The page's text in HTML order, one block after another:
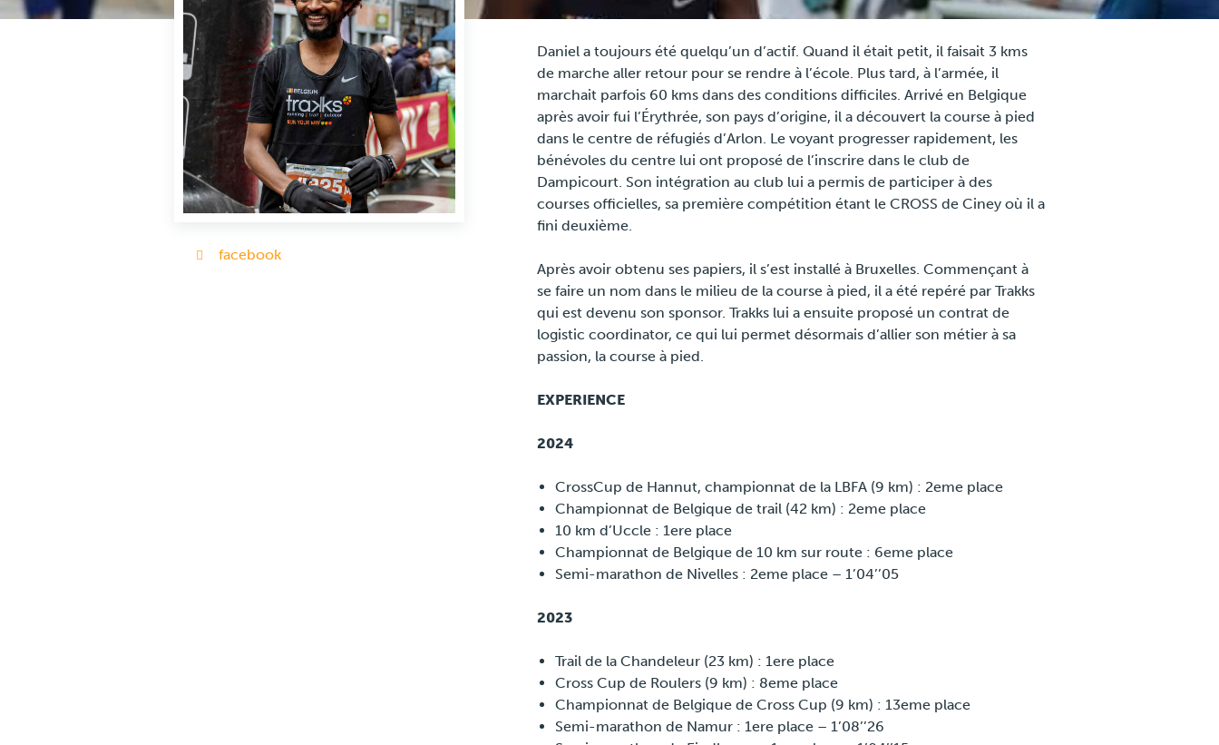
facebook
Daniel a toujours été quelqu’un d’actif. Quand il était petit, il faisait 3 kms
de marche aller retour pour se rendre à l’école. Plus tard, à l’armée, il
marchait parfois 60 kms dans des conditions difficiles. Arrivé en Belgique
après avoir fui l’Érythrée, son pays d’origine, il a découvert la course à pied
dans le centre de réfugiés d’Arlon. Le voyant progresser rapidement, les
bénévoles du centre lui ont proposé de l’inscrire dans le club de
Dampicourt. Son intégration au club lui a permis de participer à des
courses officielles, sa première compétition étant le CROSS de Ciney où il a
fini deuxième.
Après avoir obtenu ses papiers, il s’est installé à Bruxelles. Commençant à
se faire un nom dans le milieu de la course à pied, il a été repéré par Trakks
qui est devenu son sponsor. Trakks lui a ensuite proposé un contrat de
logistic coordinator, ce qui lui permet désormais d’allier son métier à sa
passion, la course à pied.
EXPERIENCE
2024
CrossCup de Hannut, championnat de la LBFA (9 km) : 2eme place
Championnat de Belgique de trail (42 km) : 2eme place
10 km d’Uccle : 1ere place
Championnat de Belgique de 10 km sur route : 6eme place
Semi-marathon de Nivelles : 2eme place – 1’04’’05
2023
Trail de la Chandeleur (23 km) : 1ere place
Cross Cup de Roulers (9 km) : 8eme place
Championnat de Belgique de Cross Cup (9 km) : 13eme place
Semi-marathon de Namur : 1ere place – 1’08’’26